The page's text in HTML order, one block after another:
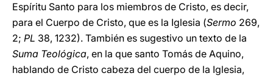
Espíritu Santo para los miembros de Cristo, es decir,
para el Cuerpo de Cristo, que es la Iglesia (Sermo 269,
2; PL 38, 1232). También es sugestivo un texto de la
Suma Teológica, en la que santo Tomás de Aquino,
hablando de Cristo cabeza del cuerpo de la Iglesia,